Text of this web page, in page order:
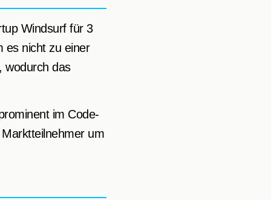
Windsurf für 3
es nicht zu einer
das
im Code-
um